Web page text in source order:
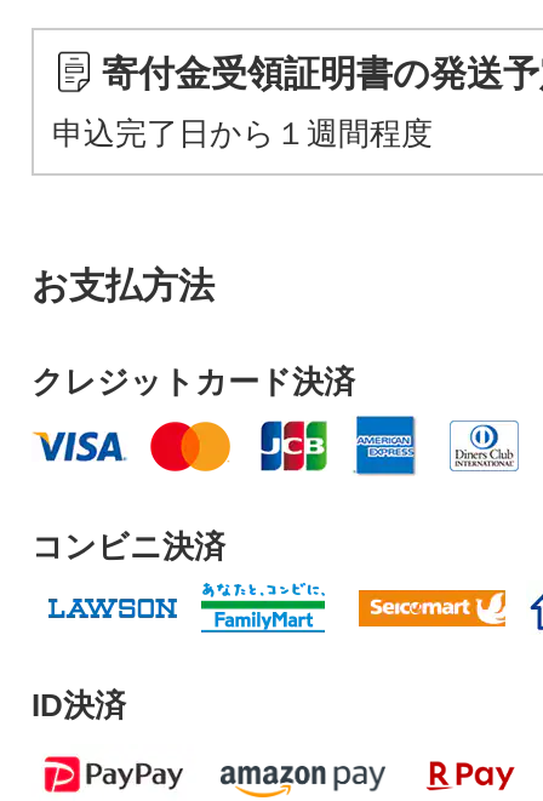
寄付金受領証明書の発送
申込完了日から１週間程度
お支払方法
クレジットカード決済
コンビニ決済
ID決済